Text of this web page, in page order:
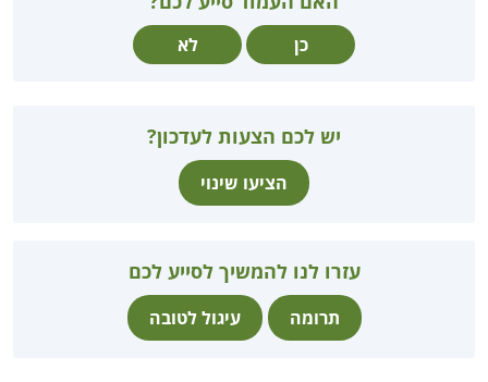
כן לא
יש לכם הצעות לעדכון?
הציעו שינוי
עזרו לנו להמשיך לסייע לכם
תרומה עיגול לטובה